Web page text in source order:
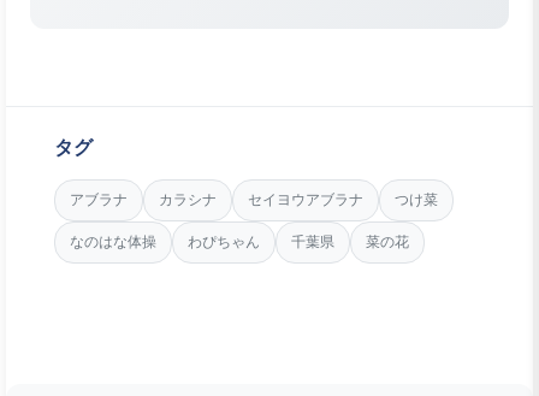
タグ
アブラナ カラシナ セイヨウアブラナ つけ菜
なのはな体操 わぴちゃん 千葉県 菜の花